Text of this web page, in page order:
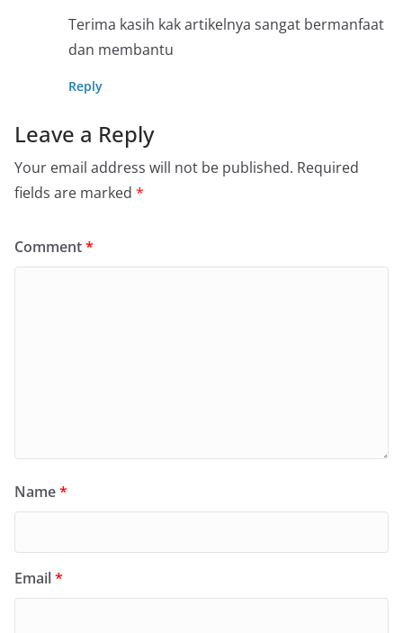
Terima kasih kak artikelnya sangat bermanfaat
dan membantu
Reply
Leave a Reply
Your email address will not be published. Required
fields are marked *
Comment*
Name*
Email*